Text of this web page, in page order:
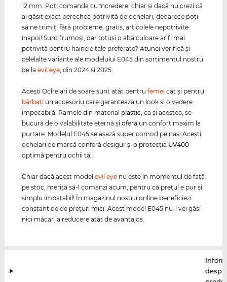
12 mm. Poţi comanda cu încredere, chiar şi dacă nu crezi că
ai găsit exact perechea potrivită de ochelari, deoarece poţi
să ne trimiţi fără probleme, gratis, articolele nepotrivite
înapoi! Sunt frumoşi, dar totuşi o altă culoare ar fi mai
potrivită pentru hainele tale preferate? Atunci verifică şi
celelalte variante ale modelului E045 din sortimentul nostru
de laevil eye , din 2024 şi 2025.
Aceşti Ochelari de soare sunt atât pentrufemei cât şi pentru
bărbaţi un accesoriu care garantează un look şi o vedere
impecabilă. Ramele din material plastic , ca şi acestea, se
bucură de o valabilitate eternă şi oferă un confort maxim la
purtare. Modelul E045 se aşază super comod pe nas! Aceşti
ochelari de marcă conferă desigur şi o protecţia UV400
optimă pentru ochii tăi.
Chiar dacă acest modelevil eye nu este în momentul de faţă
pe stoc, meriţă să-l comanzi acum, pentru că preţul e pur şi
simplu imbatabil! În magazinul nostru online beneficiezi
constant de de preţuri mici. Acest model E045 nu-l vei găsi
nici măcar la reducere atât de avantajos.